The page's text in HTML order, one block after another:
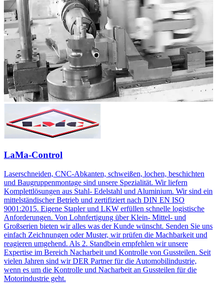
LaMa-Control
Laserschneiden, CNC-Abkanten, schweißen, lochen, beschichten
und Baugruppenmontage sind unsere Spezialität. Wir liefern
Komplettlösungen aus Stahl- Edelstahl und Aluminium. Wir sind ein
mittelständischer Betrieb und zertifiziert nach DIN EN ISO
9001:2015. Eigene Stapler und LKW erfüllen schnelle logistische
Anforderungen. Von Lohnfertigung über Klein- Mittel- und
Großserien bieten wir alles was der Kunde wünscht. Senden Sie uns
einfach Zeichnungen oder Muster, wir prüfen die Machbarkeit und
reagieren umgehend. Als 2. Standbein empfehlen wir unsere
Expertise im Bereich Nacharbeit und Kontrolle von Gussteilen. Seit
vielen Jahren sind wir DER Partner für die Automobilindustrie,
wenn es um die Kontrolle und Nacharbeit an Gussteilen für die
Motorindustrie geht.